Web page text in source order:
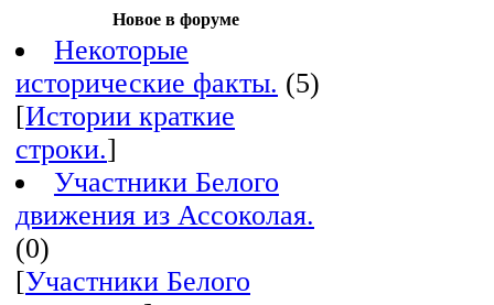
Новое в форуме
Некоторые
исторические факты. (5)
[Истории краткие
строки.]
Участники Белого
движения из Ассоколая.
(0)
[Участники Белого